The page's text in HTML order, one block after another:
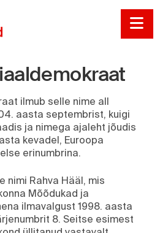
ilmub selle nime all
aasta septembrist, kuigi
ja nimega ajaleht jõudis
kevadel, Euroopa
erinumbrina.
nimi Rahva Hääl, mis
Mõõdukad ja
ilmavalgust 1998. aasta
8. Seitse esimest